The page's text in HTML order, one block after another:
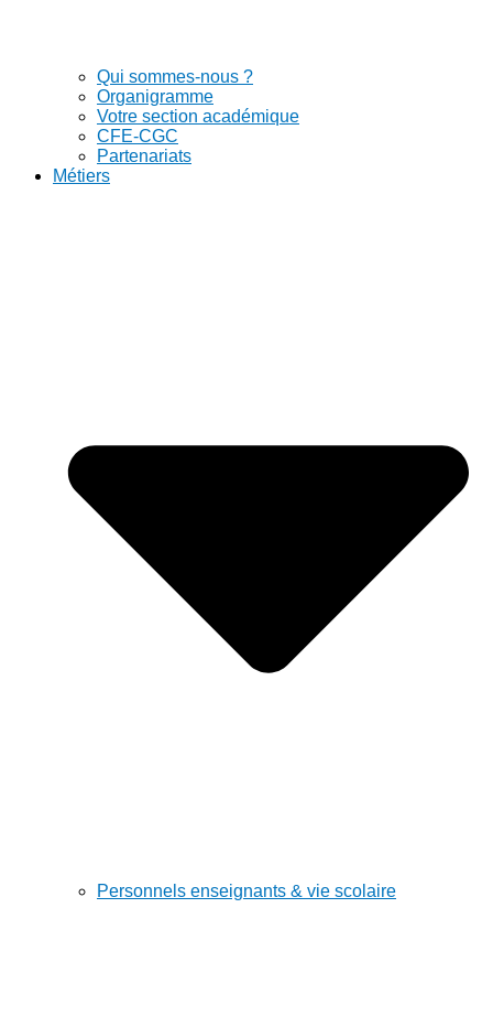
Qui sommes-nous ?
Organigramme
Votre section académique
CFE-CGC
Partenariats
Métiers
Personnels enseignants & vie scolaire